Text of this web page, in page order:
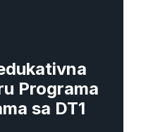
Programa
sa DT1